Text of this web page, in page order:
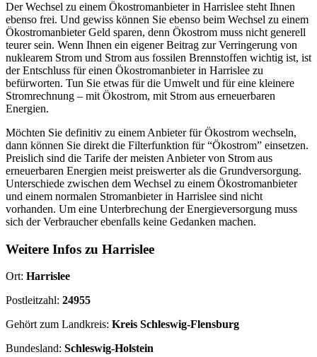
Der Wechsel zu einem Ökostromanbieter in Harrislee steht Ihnen
ebenso frei. Und gewiss können Sie ebenso beim Wechsel zu einem
Ökostromanbieter Geld sparen, denn Ökostrom muss nicht generell
teurer sein. Wenn Ihnen ein eigener Beitrag zur Verringerung von
nuklearem Strom und Strom aus fossilen Brennstoffen wichtig ist, ist
der Entschluss für einen Ökostromanbieter in Harrislee zu
befürworten. Tun Sie etwas für die Umwelt und für eine kleinere
Stromrechnung – mit Ökostrom, mit Strom aus erneuerbaren
Energien.
Möchten Sie definitiv zu einem Anbieter für Ökostrom wechseln,
dann können Sie direkt die Filterfunktion für “Ökostrom” einsetzen.
Preislich sind die Tarife der meisten Anbieter von Strom aus
erneuerbaren Energien meist preiswerter als die Grundversorgung.
Unterschiede zwischen dem Wechsel zu einem Ökostromanbieter
und einem normalen Stromanbieter in Harrislee sind nicht
vorhanden. Um eine Unterbrechung der Energieversorgung muss
sich der Verbraucher ebenfalls keine Gedanken machen.
Weitere Infos zu Harrislee
Ort: Harrislee
Postleitzahl: 24955
Gehört zum Landkreis: Kreis Schleswig-Flensburg
Bundesland: Schleswig-Holstein